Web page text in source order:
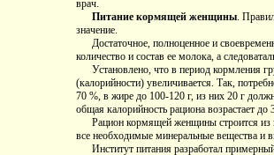
врач.
Питание кормящей женщины.
значение.
Достаточное, полноценное и
количество и состав ее молока, а
Установлено, что в период кормления
(калорийности) увеличивается. Так,
70 %, в жире до 100-120 г, из них 20 г
общая калорийность рациона возрастает до
Рацион кормящей женщины строится из
все необходимые минеральные вещества и
Институт питания разработал